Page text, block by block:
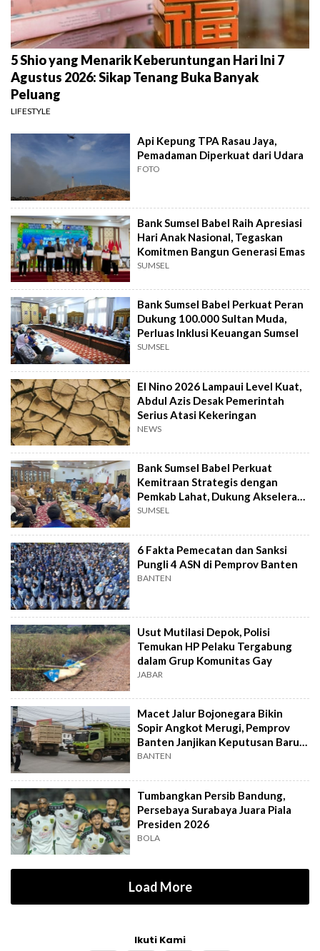
5 Shio yang Menarik Keberuntungan Hari Ini 7
Agustus 2026: Sikap Tenang Buka Banyak
Peluang
LIFESTYLE
Api Kepung TPA Rasau Jaya,
Pemadaman Diperkuat dari Udara
FOTO
Bank Sumsel Babel Raih Apresiasi
Hari Anak Nasional, Tegaskan
Komitmen Bangun Generasi Emas
SUMSEL
Bank Sumsel Babel Perkuat Peran
Dukung 100.000 Sultan Muda,
Perluas Inklusi Keuangan Sumsel
SUMSEL
El Nino 2026 Lampaui Level Kuat,
Abdul Azis Desak Pemerintah
Serius Atasi Kekeringan
NEWS
Bank Sumsel Babel Perkuat
Kemitraan Strategis dengan
Pemkab Lahat, Dukung Akselerasi
Ekonomi Daerah
SUMSEL
6 Fakta Pemecatan dan Sanksi
Pungli 4 ASN di Pemprov Banten
BANTEN
Usut Mutilasi Depok, Polisi
Temukan HP Pelaku Tergabung
dalam Grup Komunitas Gay
JABAR
Macet Jalur Bojonegara Bikin
Sopir Angkot Merugi, Pemprov
Banten Janjikan Keputusan Baru 4
Hari Lagi
BANTEN
Tumbangkan Persib Bandung,
Persebaya Surabaya Juara Piala
Presiden 2026
BOLA
Load More
Ikuti Kami